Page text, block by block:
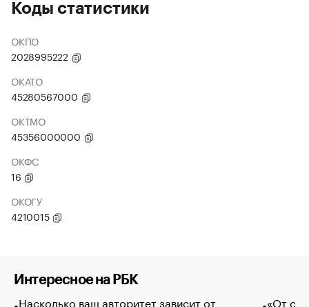
Коды статистики
ОКПО
2028995222
ОКАТО
45280567000
ОКТМО
45356000000
ОКФС
16
ОКОГУ
4210015
Интересное на РБК
Насколько ваш авторитет зависит от
«От